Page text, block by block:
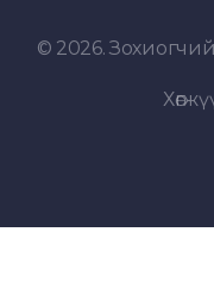
© 2026.